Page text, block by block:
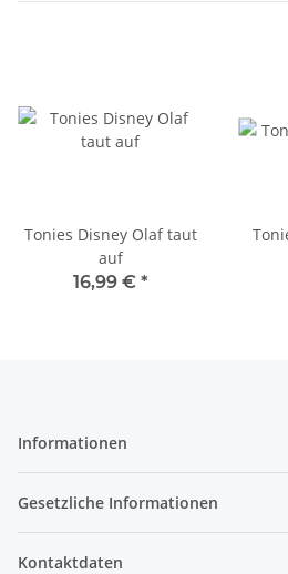
Tonies Disney Olaf taut
auf
16,99 € *
Informationen
Gesetzliche Informationen
Kontaktdaten